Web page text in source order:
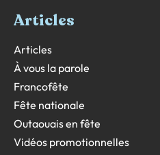
Articles
Articles
À vous la parole
Francofête
Fête nationale
Outaouais en fête
Vidéos promotionnelles